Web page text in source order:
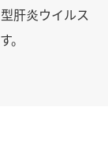
肝炎ウイルス
。